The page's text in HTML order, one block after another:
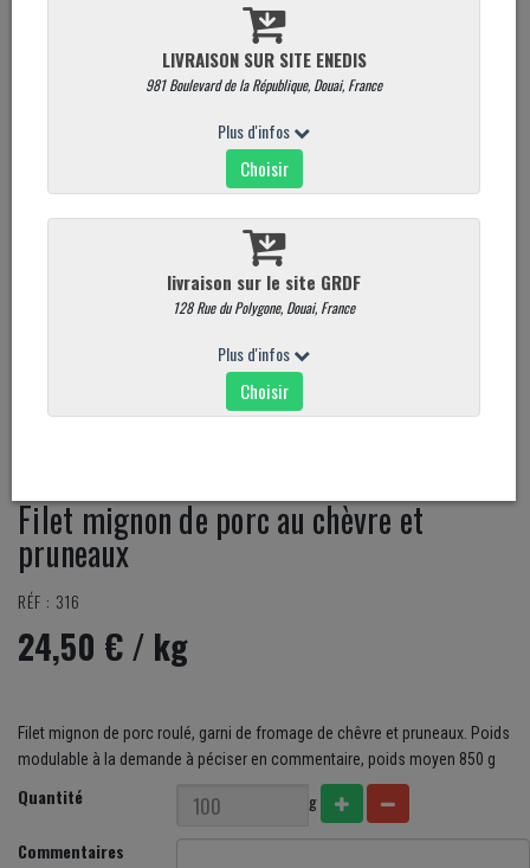
Filet mignon de porc au chèvre et
pruneaux
RÉF : 316
24,50 €/ kg
Filet mignon de porc roulé, garni de fromage de chêvre et pruneaux. Poids
modulable à la demande à péciser en commentaire, poids moyen 850 g
Quantité g
Commentaires